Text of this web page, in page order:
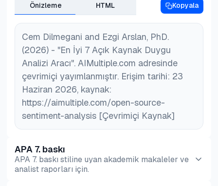
Önizleme HTML Kopyala
Cem Dilmegani and Ezgi Arslan, PhD.
(2026) - "En İyi 7 Açık Kaynak Duygu
Analizi Aracı". AIMultiple.com adresinde
çevrimiçi yayımlanmıştır. Erişim tarihi: 23
Haziran 2026, kaynak:
https://aimultiple.com/open-source-
sentiment-analysis [Çevrimiçi Kaynak]
APA 7. baskı
APA 7. baskı stiline uyan akademik makaleler ve
analist raporları için.